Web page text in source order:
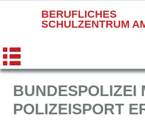
BERUFLICHES
SCHULZENTRUM
BUNDESPOLIZEI
POLIZEISPORT